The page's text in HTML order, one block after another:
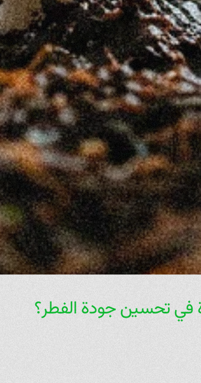
في تحسين جودة الفطر؟